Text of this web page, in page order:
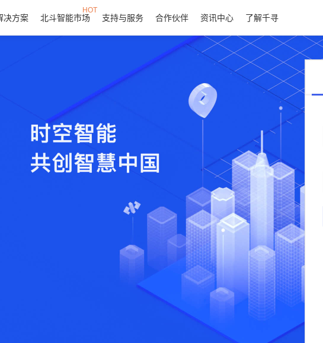
决方案 北斗智能市场
HOT
支持与服务 合作伙伴 资讯中心 了解千寻